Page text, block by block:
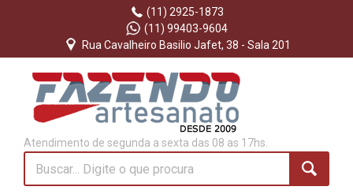
(11) 2925-1873
(11) 99403-9604
Rua Cavalheiro Basilio Jafet, 38 - Sala 201
Atendimento de segunda a sexta das 08 as 17hs.